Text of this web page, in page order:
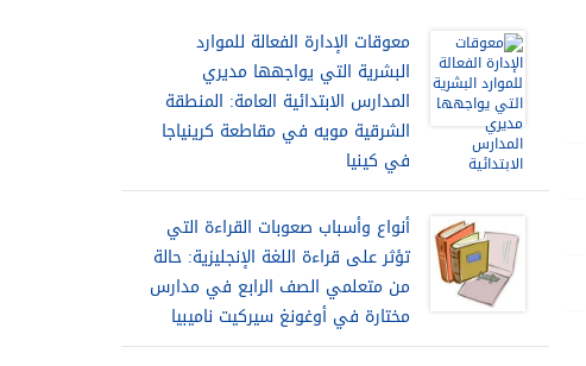
معوقات الإدارة الفعالة للموارد
البشرية التي يواجهها مديري
المدارس الابتدائية العامة: المنطقة
الشرقية مويه في مقاطعة كرينياجا
في كينيا
أنواع وأسباب صعوبات القراءة التي
تؤثر على قراءة اللغة الإنجليزية: حالة
من متعلمي الصف الرابع في مدارس
مختارة في أوغونغ سيركيت ناميبيا